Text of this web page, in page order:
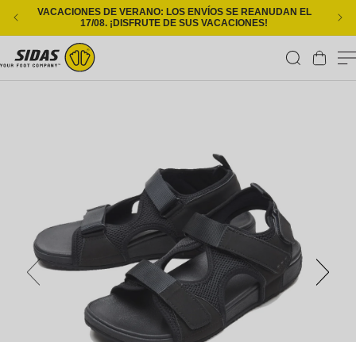
Ir directamente al contenido
VACACIONES DE VERANO: LOS ENVÍOS SE REANUDAN EL
17/08. ¡DISFRUTE DE SUS VACACIONES!
Carrito